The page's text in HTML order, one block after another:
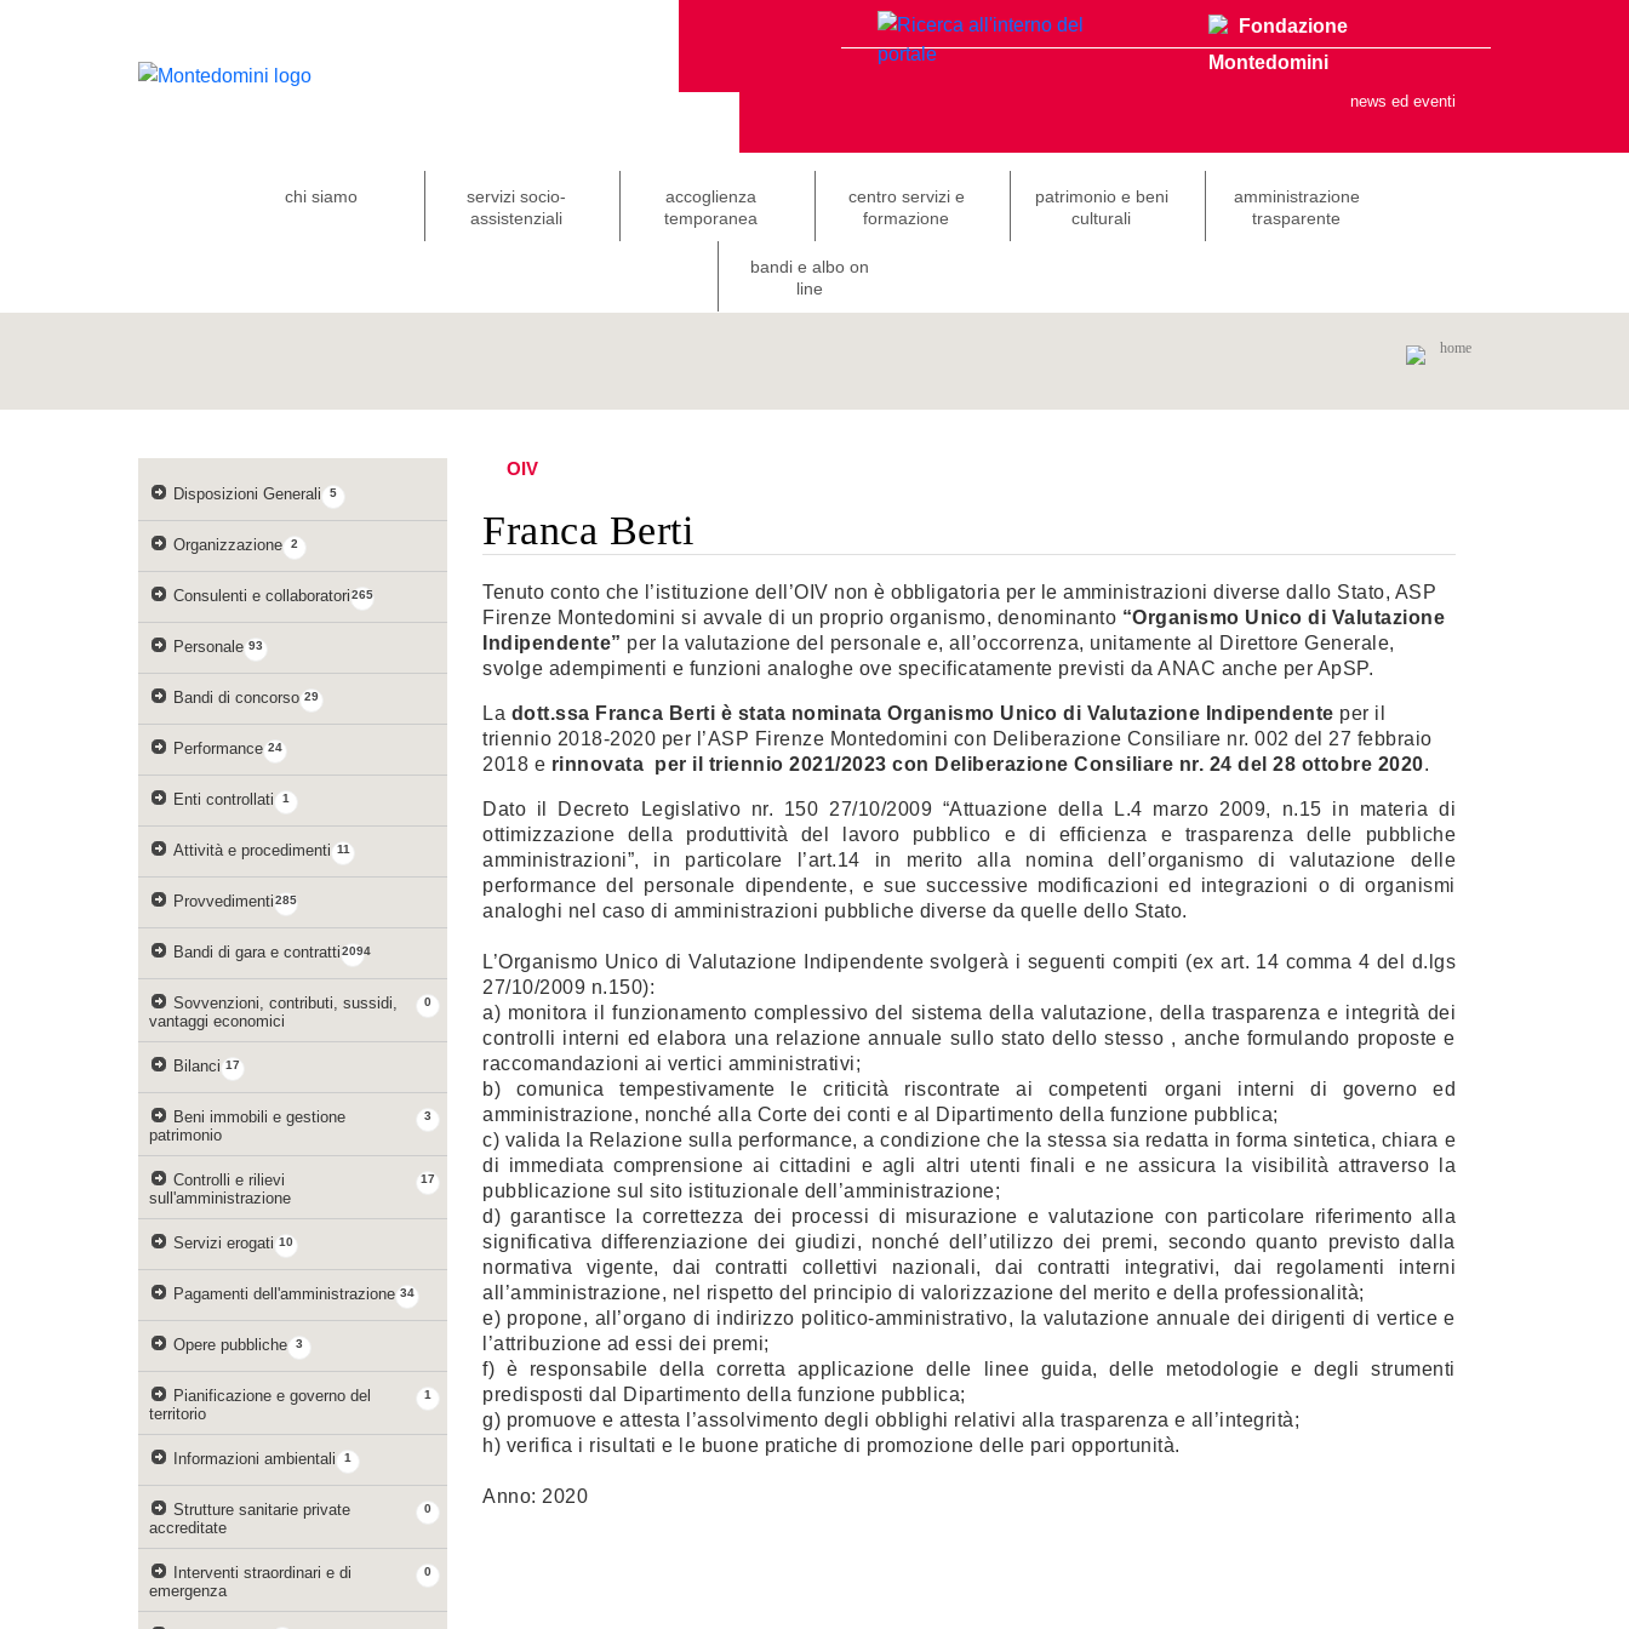
Fondazione
Montedomini
news ed eventi
chi siamo
servizi socio-
assistenziali
accoglienza
temporanea
centro servizi e
formazione
patrimonio e beni
culturali
amministrazione
trasparente
bandi e albo on
line
home
5
Disposizioni Generali
2
Organizzazione
265
Consulenti e collaboratori
93
Personale
29
Bandi di concorso
24
Performance
1
Enti controllati
11
Attività e procedimenti
285
Provvedimenti
2094
Bandi di gara e contratti
0
Sovvenzioni, contributi, sussidi,
vantaggi economici
17
Bilanci
3
Beni immobili e gestione
patrimonio
17
Controlli e rilievi
sull'amministrazione
10
Servizi erogati
34
Pagamenti dell'amministrazione
3
Opere pubbliche
1
Pianificazione e governo del
territorio
1
Informazioni ambientali
0
Strutture sanitarie private
accreditate
0
Interventi straordinari e di
emergenza
OIV
Franca Berti
Tenuto conto che l’istituzione dell’OIV non è obbligatoria per le amministrazioni diverse dallo Stato, ASP
Firenze Montedomini si avvale di un proprio organismo, denominanto “Organismo Unico di Valutazione
Indipendente” per la valutazione del personale e, all’occorrenza, unitamente al Direttore Generale,
svolge adempimenti e funzioni analoghe ove specificatamente previsti da ANAC anche per ApSP.
La dott.ssa Franca Berti è stata nominata Organismo Unico di Valutazione Indipendente per il
triennio 2018-2020 per l’ASP Firenze Montedomini con Deliberazione Consiliare nr. 002 del 27 febbraio
2018 e rinnovata per il triennio 2021/2023 con Deliberazione Consiliare nr. 24 del 28 ottobre 2020.
Dato il Decreto Legislativo nr. 150 27/10/2009 “Attuazione della L.4 marzo 2009, n.15 in materia di
ottimizzazione della produttività del lavoro pubblico e di efficienza e trasparenza delle pubbliche
amministrazioni”, in particolare l’art.14 in merito alla nomina dell’organismo di valutazione delle
performance del personale dipendente, e sue successive modificazioni ed integrazioni o di organismi
analoghi nel caso di amministrazioni pubbliche diverse da quelle dello Stato.
L’Organismo Unico di Valutazione Indipendente svolgerà i seguenti compiti (ex art. 14 comma 4 del d.lgs
27/10/2009 n.150):
a) monitora il funzionamento complessivo del sistema della valutazione, della trasparenza e integrità dei
controlli interni ed elabora una relazione annuale sullo stato dello stesso , anche formulando proposte e
raccomandazioni ai vertici amministrativi;
b) comunica tempestivamente le criticità riscontrate ai competenti organi interni di governo ed
amministrazione, nonché alla Corte dei conti e al Dipartimento della funzione pubblica;
c) valida la Relazione sulla performance, a condizione che la stessa sia redatta in forma sintetica, chiara e
di immediata comprensione ai cittadini e agli altri utenti finali e ne assicura la visibilità attraverso la
pubblicazione sul sito istituzionale dell’amministrazione;
d) garantisce la correttezza dei processi di misurazione e valutazione con particolare riferimento alla
significativa differenziazione dei giudizi, nonché dell’utilizzo dei premi, secondo quanto previsto dalla
normativa vigente, dai contratti collettivi nazionali, dai contratti integrativi, dai regolamenti interni
all’amministrazione, nel rispetto del principio di valorizzazione del merito e della professionalità;
e) propone, all’organo di indirizzo politico-amministrativo, la valutazione annuale dei dirigenti di vertice e
l’attribuzione ad essi dei premi;
f) è responsabile della corretta applicazione delle linee guida, delle metodologie e degli strumenti
predisposti dal Dipartimento della funzione pubblica;
g) promuove e attesta l’assolvimento degli obblighi relativi alla trasparenza e all’integrità;
h) verifica i risultati e le buone pratiche di promozione delle pari opportunità.
Anno: 2020